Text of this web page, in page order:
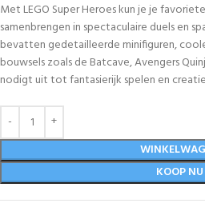
Met LEGO Super Heroes kun je je
samenbrengen in spectaculaire duels en
bevatten gedetailleerde minifiguren,
bouwsels zoals de Batcave, Avengers
nodigt uit tot fantasierijk spelen en
KOOP NU